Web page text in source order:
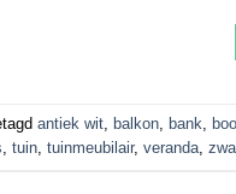
antiek wit, balkon, bank,
, tuin, tuinmeubilair, veranda,